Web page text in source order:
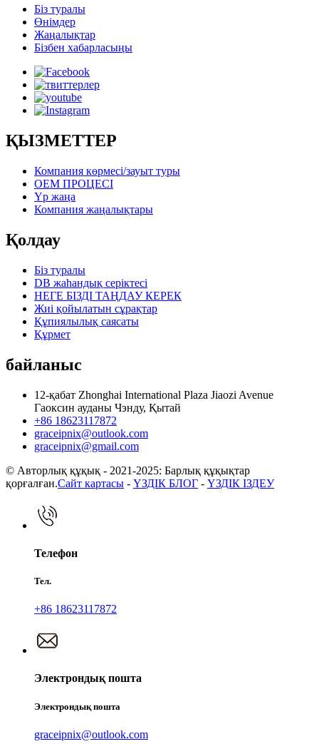
Біз туралы
Өнімдер
Жаңалықтар
Бізбен хабарласыңы
ҚЫЗМЕТТЕР
Компания көрмесі/зауыт туры
OEM ПРОЦЕСІ
Үр жаңа
Компания жаңалықтары
Қолдау
Біз туралы
DB жаһандық серіктесі
НЕГЕ БІЗДІ ТАҢДАУ КЕРЕК
Жиі қойылатын сұрақтар
Құпиялылық саясаты
Құрмет
байланыс
12-қабат Zhonghai International Plaza Jiaozi Avenue
Гаоксин ауданы Чэнду, Қытай
+86 18623117872
graceipnix@outlook.com
graceipnix@gmail.com
© Авторлық құқық - 2021-2025: Барлық құқықтар
қорғалған.Сайт картасы - ҮЗДІК БЛОГ - ҮЗДІК ІЗДЕУ
Телефон
Тел.
+86 18623117872
Электрондық пошта
Электрондық пошта
graceipnix@outlook.com